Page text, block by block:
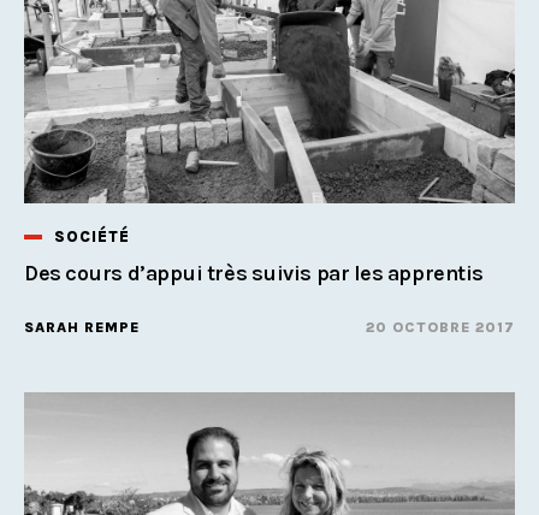
SOCIÉTÉ
Des cours d’appui très suivis par les apprentis
SARAH REMPE 20 OCTOBRE 2017